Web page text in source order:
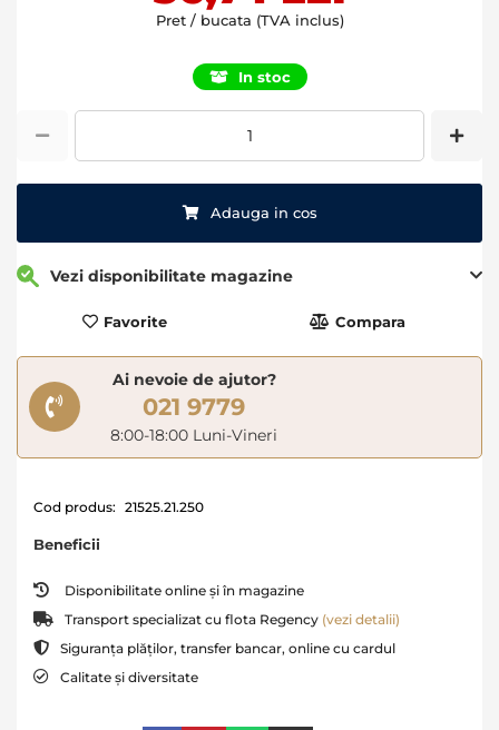
Pret / bucata (TVA inclus)
In stoc
Adauga in cos
Vezi disponibilitate magazine
Favorite Compara
Ai nevoie de ajutor?
021 9779
8:00-18:00 Luni-Vineri
Cod produs: 21525.21.250
Beneficii
Disponibilitate online și în magazine
Transport specializat cu flota Regency (vezi detalii)
Siguranța plăților, transfer bancar, online cu cardul
Calitate și diversitate